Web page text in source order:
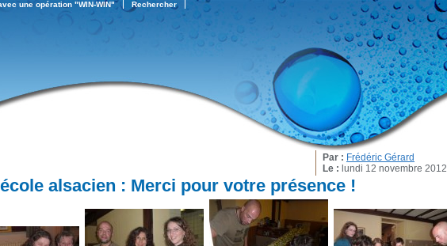
Rechercher
une opération "WIN-WIN"
Par : Frédéric Gérard
Le : lundi 12 novembre 2012
alsacien : Merci pour votre présence !